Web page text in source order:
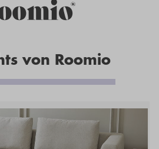
von Roomio